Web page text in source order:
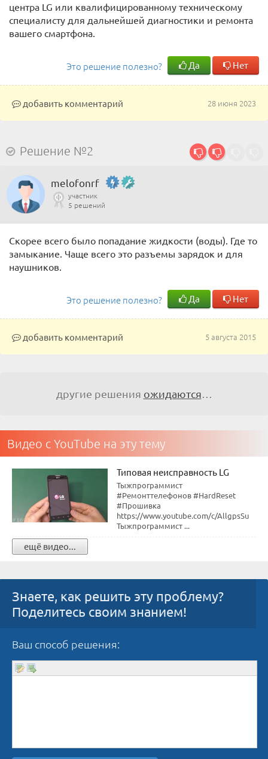
центра LG или квалифицированному техническому
специалисту для дальнейшей диагностики и ремонта
вашего смартфона.
Это решение полезно? Да Нет
28 июня 2023
добавить комментарий
Решение №2
melofonrf
участник
5 решений
Скорее всего было попадание жидкости (воды). Где то
замыкание. Чаще всего это разъемы зарядок и для
наушников.
Это решение полезно? Да Нет
5 августа 2015
добавить комментарий
другие решения ожидаются
Видео с YouTube на эту тему
Типовая неисправность LG
Тыжпрограммист
#Ремонттелефонов #HardReset
#Прошивка
https://www.youtube.com/c/AllgpsSu
Тыжпрограммист ...
ещё видео...
Знаете, как решить эту проблему?
Поделитесь своим знанием!
Ваш способ решения: